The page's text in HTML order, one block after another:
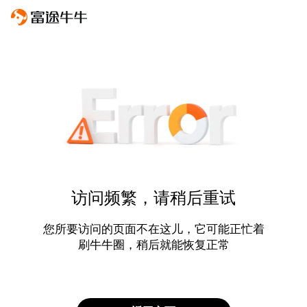
访问频繁，请稍后重试
您所要访问的页面不在这儿，它可能正忙着
刷牛牛圈，稍后就能恢复正常